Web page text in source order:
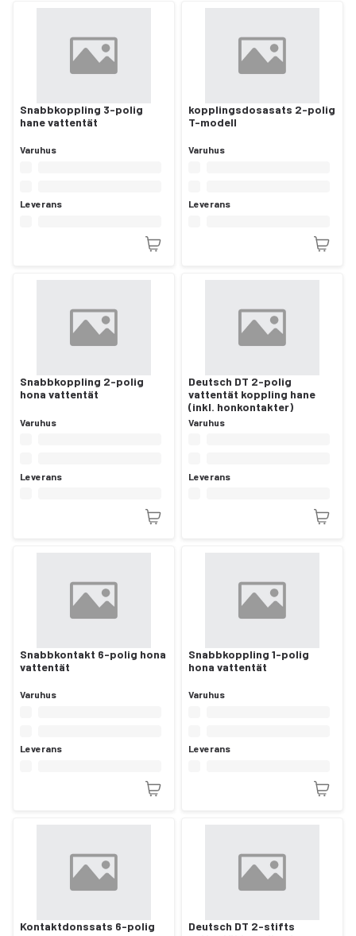
Snabbkoppling 3-polig
hane vattentät
Varuhus
Leverans
kopplingsdosasats 2-polig
T-modell
Varuhus
Leverans
Snabbkoppling 2-polig
hona vattentät
Varuhus
Leverans
Deutsch DT 2-polig
vattentät koppling hane
(inkl. honkontakter)
Varuhus
Leverans
Snabbkontakt 6-polig hona
vattentät
Varuhus
Leverans
Snabbkoppling 1-polig
hona vattentät
Varuhus
Leverans
Kontaktdonssats 6-polig
Deutsch DT 2-stifts